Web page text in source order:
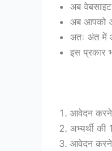
अब
अब आपको
अतः अंत में
इस प्रकार
आवेदन करने
अभ्यर्थी
आवेदन करने